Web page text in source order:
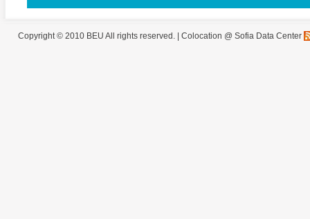
Copyright © 2010 BEU All rights reserved. | Colocation @ Sofia Data Center